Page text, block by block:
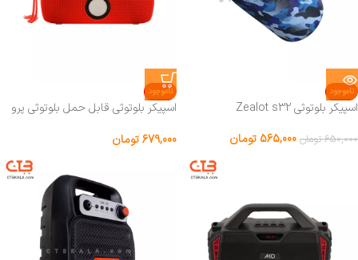
ناموجود
اسپيکر بلوتوثي Zealot s32
650,000 تومان 565,000 تومان
ناموجود
اسپیکر بلوتوثی قابل حمل بلوتوثی پرو
679,000تومان